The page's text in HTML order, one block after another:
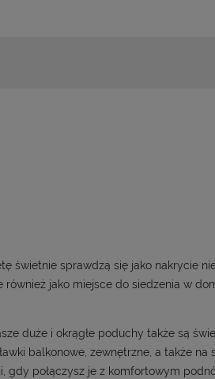
świetnie sprawdzą się jako nakrycie
jako miejsce do siedzenia w
duże i okrągłe poduchy także są
balkonowe, zewnętrzne, a także na
gdy połączysz je z komfortowym